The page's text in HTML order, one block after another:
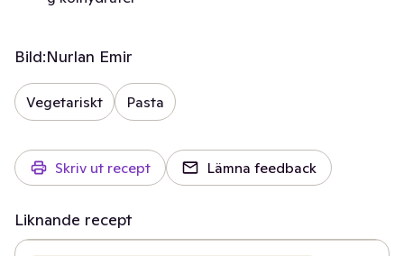
Bild:Nurlan Emir
Vegetariskt Pasta
Skriv ut recept Lämna feedback
Liknande recept